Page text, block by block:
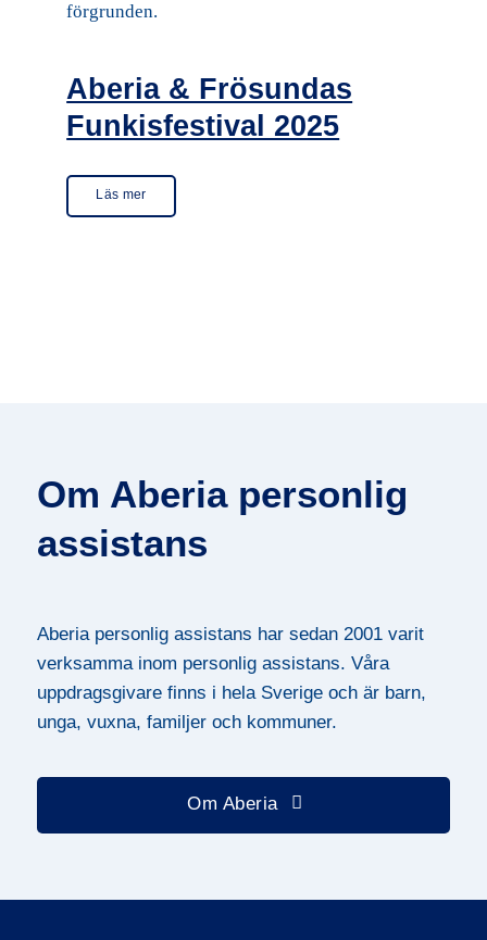
Aberia & Frösundas
Funkisfestival 2025
Läs mer
Om Aberia personlig
assistans
Aberia personlig assistans har sedan 2001 varit
verksamma inom personlig assistans. Våra
uppdragsgivare finns i hela Sverige och är barn,
unga, vuxna, familjer och kommuner.
Om Aberia